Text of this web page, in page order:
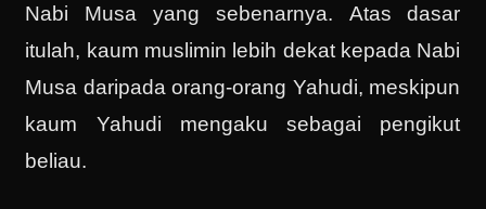
Nabi Musa yang sebenarnya. Atas dasar
itulah, kaum muslimin lebih dekat kepada Nabi
Musa daripada orang-orang Yahudi, meskipun
kaum Yahudi mengaku sebagai pengikut
beliau.